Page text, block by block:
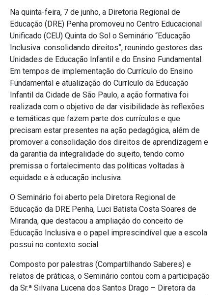
Na quinta-feira, 7 de junho, a Diretoria Regional de
Educação (DRE) Penha promoveu no Centro Educacional
Unificado (CEU) Quinta do Sol o Seminário “Educação
Inclusiva: consolidando direitos”, reunindo gestores das
Unidades de Educação Infantil e do Ensino Fundamental.
Em tempos de implementação do Currículo do Ensino
Fundamental e atualização do Currículo da Educação
Infantil da Cidade de São Paulo, a ação formativa foi
realizada com o objetivo de dar visibilidade às reflexões
e temáticas que fazem parte dos currículos e que
precisam estar presentes na ação pedagógica, além de
promover a consolidação dos direitos de aprendizagem e
da garantia da integralidade do sujeito, tendo como
premissa o fortalecimento das políticas voltadas à
equidade e à educação inclusiva.
O Seminário foi aberto pela Diretora Regional de
Educação da DRE Penha, Luci Batista Costa Soares de
Miranda, que destacou a ampliação do conceito de
Educação Inclusiva e o papel imprescindível que a escola
possui no contexto social.
Composto por palestras (Compartilhando Saberes) e
relatos de práticas, o Seminário contou com a participação
da Sr.ª Silvana Lucena dos Santos Drago – Diretora da